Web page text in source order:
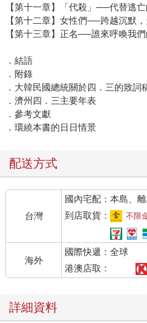
【第十一章】「代殺」──代替逃
【第十二章】女性們──跨越沉默
【第十三章】正名──誰來呼喚我
．結語
．附錄
．大韓民國總統關於四．三的致詞
．濟州四．三主要年表
．參考文獻
．環繞本書的日日情景
配送方式
台灣
國內宅配：本島、
到店取貨：
不限
海外
國際快遞：全球
港澳店取：
詳細資料